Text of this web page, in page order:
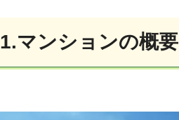
1.マンションの概要